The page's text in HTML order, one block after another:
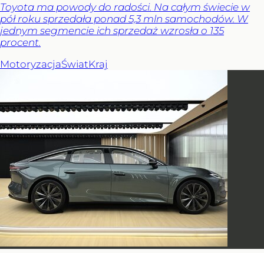
Toyota ma powody do radości. Na całym świecie w
pół roku sprzedała ponad 5,3 mln samochodów. W
jednym segmencie ich sprzedaż wzrosła o 135
procent.
MotoryzacjaŚwiatKraj